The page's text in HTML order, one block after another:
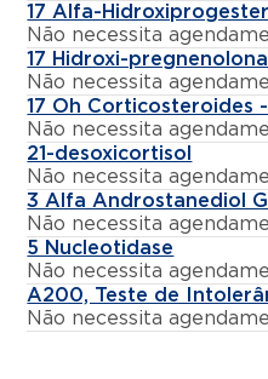
17 Alfa-
Não necessita
17 Hidroxi-pregnenolona
Não necessita
17 Oh Corticosteroides
Não necessita
21-desoxicortisol
Não necessita
3 Alfa Androstanediol
Não necessita
5 Nucleotidase
Não necessita
A200, Teste de
Não necessita